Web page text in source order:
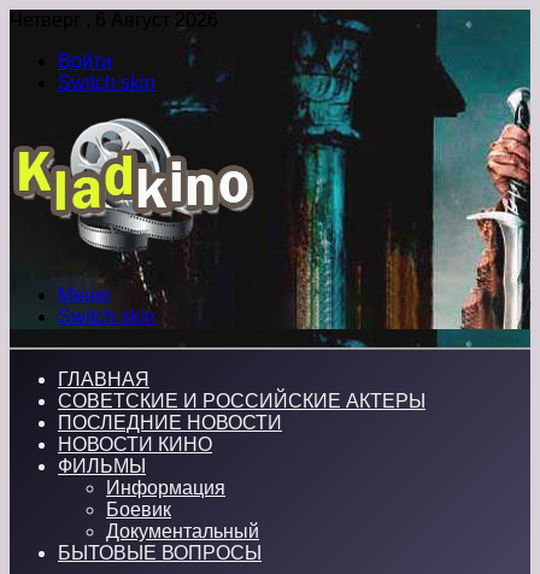
Четверг , 6 Август 2026
Войти
Switch skin
Меню
Switch skin
ГЛАВНАЯ
СОВЕТСКИЕ И РОССИЙСКИЕ АКТЕРЫ
ПОСЛЕДНИЕ НОВОСТИ
НОВОСТИ КИНО
ФИЛЬМЫ
Информация
Боевик
Документальный
БЫТОВЫЕ ВОПРОСЫ